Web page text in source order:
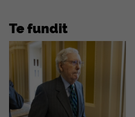
Te fundit